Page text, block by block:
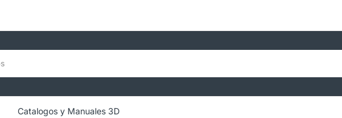
Catalogos y Manuales 3D